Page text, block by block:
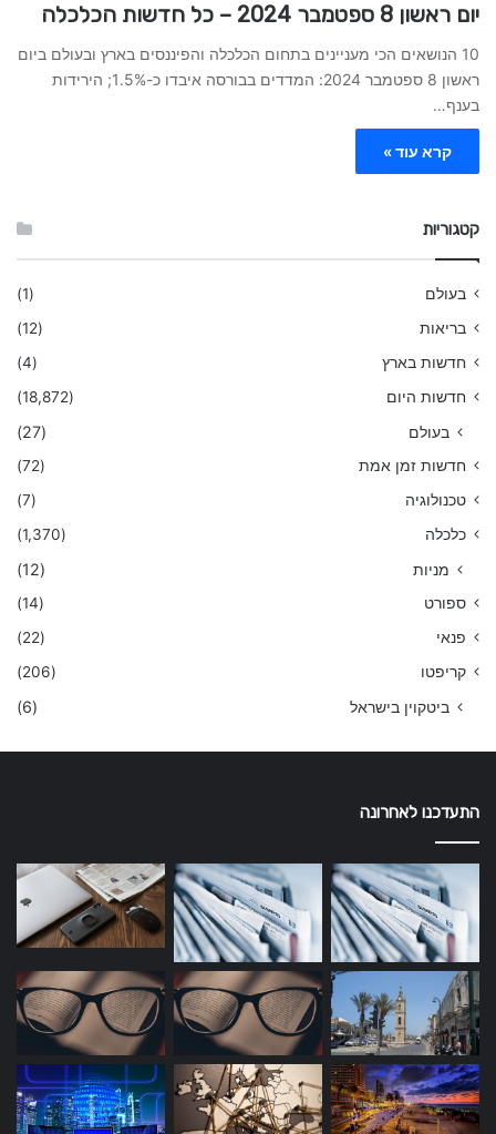
יום ראשון 8 ספטמבר 2024 – כל חדשות הכלכלה
10 הנושאים הכי מעניינים בתחום הכלכלה והפיננסים בארץ ובעולם ביום
ראשון 8 ספטמבר 2024: המדדים בבורסה איבדו כ-1.5%; הירידות
בענף…
קרא עוד »
קטגוריות
בעולם
(1)
בריאות
(12)
חדשות בארץ
(4)
חדשות היום
(18,872)
בעולם (27)
חדשות זמן אמת
(72)
טכנולוגיה
(7)
כלכלה
(1,370)
מניות (12)
ספורט
(14)
פנאי
(22)
קריפטו
(206)
ביטקוין בישראל (6)
התעדכנו לאחרונה